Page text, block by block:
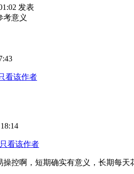
发表
考意义
看该作者
只看该作者
控啊，短期确实有意义，长期每